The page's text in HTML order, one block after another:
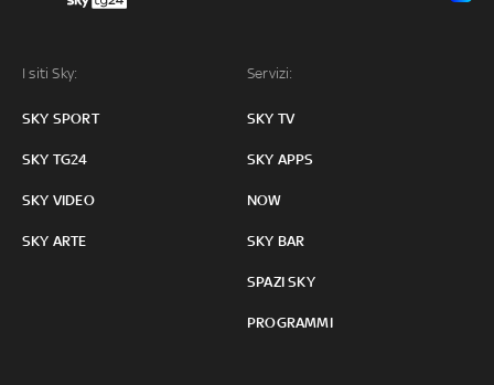
I siti Sky:
SKY SPORT
SKY TG24
SKY VIDEO
SKY ARTE
Servizi:
SKY TV
SKY APPS
NOW
SKY BAR
SPAZI SKY
PROGRAMMI